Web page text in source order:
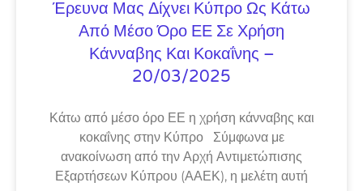
Έρευνα Μας Δίχνει Κύπρο Ως Κάτω
Από Μέσο Όρο ΕΕ Σε Χρήση
Κάνναβης Και Κοκαΐνης –
20/03/2025
Κάτω από μέσο όρο ΕΕ η χρήση κάνναβης και
κοκαΐνης στην Κύπρο Σύμφωνα με
ανακοίνωση από την Αρχή Αντιμετώπισης
Εξαρτήσεων Κύπρου (ΑΑΕΚ), η μελέτη αυτή